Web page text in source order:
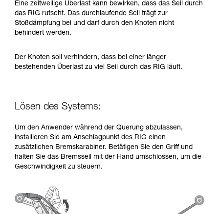
Eine zeitweilige Überlast kann bewirken, dass das Seil durch
das RIG rutscht. Das durchlaufende Seil trägt zur
Stoßdämpfung bei und darf durch den Knoten nicht
behindert werden.
Der Knoten soll verhindern, dass bei einer länger
bestehenden Überlast zu viel Seil durch das RIG läuft.
Lösen des Systems:
Um den Anwender während der Querung abzulassen,
installieren Sie am Anschlagpunkt des RIG einen
zusätzlichen Bremskarabiner. Betätigen Sie den Griff und
halten Sie das Bremsseil mit der Hand umschlossen, um die
Geschwindigkeit zu steuern.